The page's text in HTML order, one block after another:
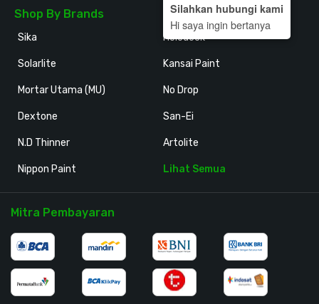
Shop By Brands
Sika
Solarlite
Mortar Utama (MU)
Dextone
N.D Thinner
Nippon Paint
Holodeck
Kansai Paint
No Drop
San-Ei
Artolite
Lihat Semua
Mitra Pembayaran
Silahkan hubungi kami
Hi saya ingin bertanya